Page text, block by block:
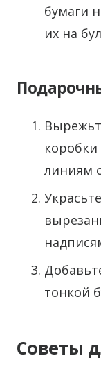
бумаги
их на
линиям
тонкой
Советы